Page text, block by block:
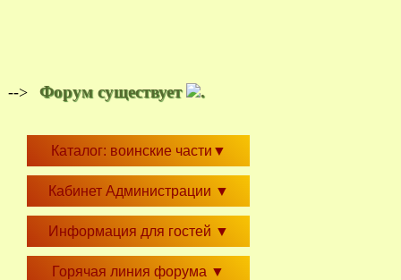
--> Форум существует .
Каталог: воинские части ▼
Кабинет Администрации ▼
Информация для гостей ▼
Горячая линия форума ▼